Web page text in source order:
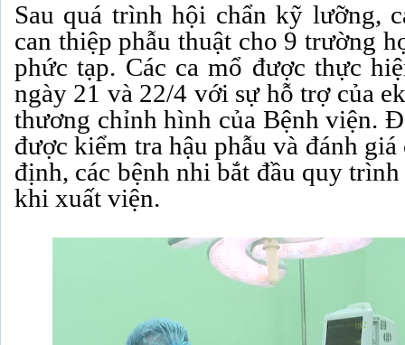
Sau quá trình hội chẩn kỹ lưỡng,
can thiệp phẫu thuật cho 9 trường
phức tạp. Các ca mổ được thực
ngày 21 và 22/4 với sự hỗ trợ của
thương chỉnh hình của Bệnh viện.
được kiểm tra hậu phẫu và đánh
định, các bệnh nhi bắt đầu quy
khi xuất viện.